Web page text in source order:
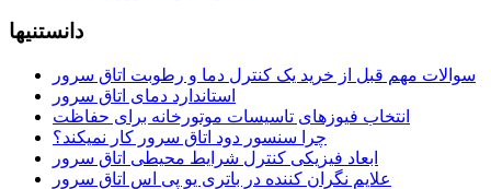
دانستنیها
سوالات مهم قبل از خرید یک کنترل دما و رطوبت اتاق سرور
استاندارد دمای اتاق سرور
انتخاب فیوزهای تاسیسات موتورخانه برای حفاظت
چرا سنسور دود اتاق سرور کار نمیکند؟
ابعاد فیزیکی کنترل شرایط محیطی اتاق سرور
علایم نگران کننده در باتری یو پی اس اتاق سرور